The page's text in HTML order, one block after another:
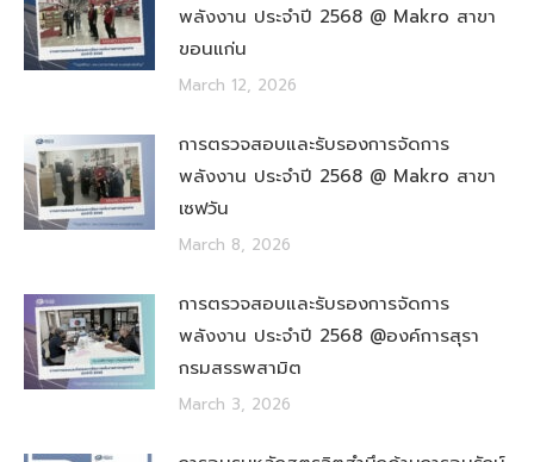
พลังงาน ประจำปี 2568 @ Makro สาขา
ขอนแก่น
March 12, 2026
การตรวจสอบและรับรองการจัดการ
พลังงาน ประจำปี 2568 @ Makro สาขา
เซฟวัน
March 8, 2026
การตรวจสอบและรับรองการจัดการ
พลังงาน ประจำปี 2568 @องค์การสุรา
กรมสรรพสามิต
March 3, 2026